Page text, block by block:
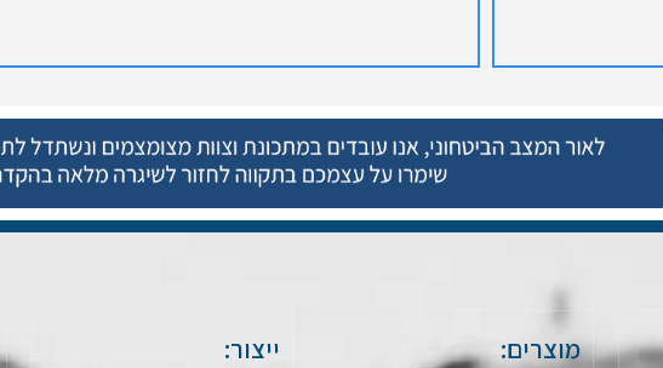
מוצרים: ייצור: